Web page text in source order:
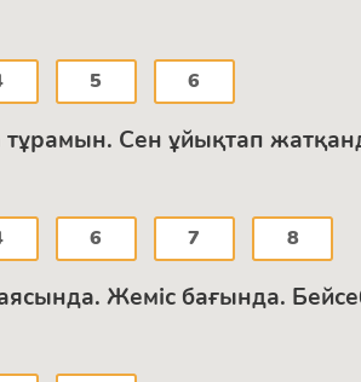
5 6
Сен ұйықтап
6 7 8
Жеміс бағында.